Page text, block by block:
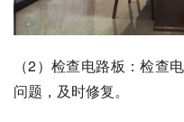
（2）检查电路板：检查
问题，及时修复。